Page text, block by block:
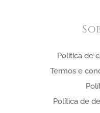
Política de
Termos e
Política de